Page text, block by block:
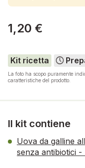
1,20 €
Kit ricetta
La foto ha scopo puramente
caratteristiche del prodotto.
Il kit contiene
Uova da galline
senza antibiotici -